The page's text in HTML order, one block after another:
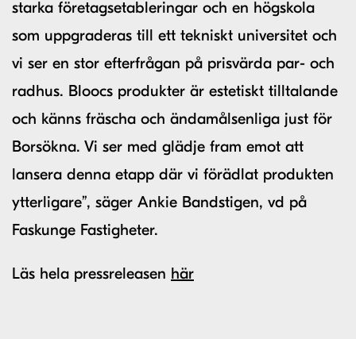
starka företagsetableringar och en högskola
som uppgraderas till ett tekniskt universitet och
vi ser en stor efterfrågan på prisvärda par- och
radhus. Bloocs produkter är estetiskt tilltalande
och känns fräscha och ändamålsenliga just för
Borsökna. Vi ser med glädje fram emot att
lansera denna etapp där vi förädlat produkten
ytterligare”, säger Ankie Bandstigen, vd på
Faskunge Fastigheter.
Läs hela pressreleasen här